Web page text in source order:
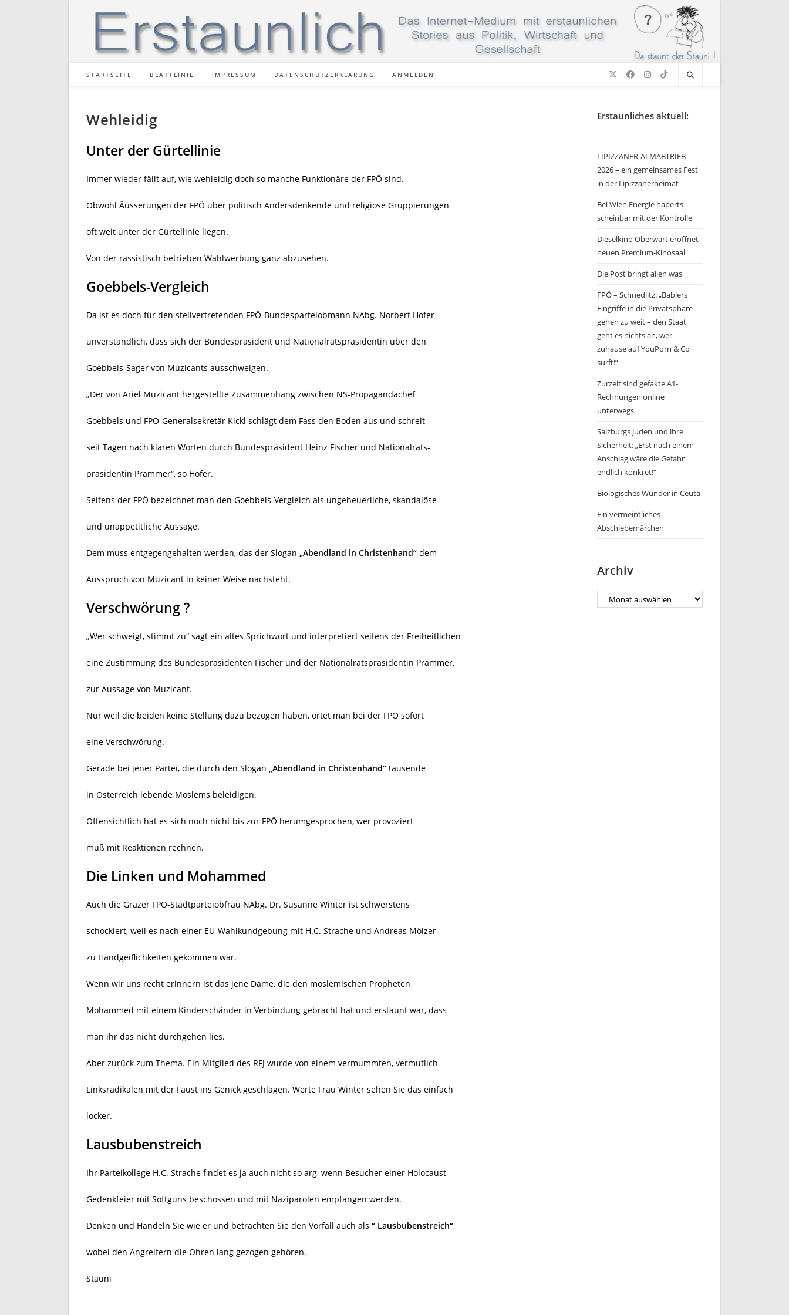
STARTSEITE BLATTLINIE IMPRESSUM DATENSCHUTZERKLÄRUNG ANMELDEN
Wehleidig
Unter der Gürtellinie
Immer wieder fällt auf, wie wehleidig doch so manche Funktionäre der FPÖ sind.
Obwohl Äusserungen der FPÖ über politisch Andersdenkende und religiöse Gruppierungen
oft weit unter der Gürtellinie liegen.
Von der rassistisch betrieben Wahlwerbung ganz abzusehen.
Goebbels-Vergleich
Da ist es doch für den stellvertretenden FPÖ-Bundesparteiobmann NAbg. Norbert Hofer
unverständlich, dass sich der Bundespräsident und Nationalratspräsidentin über den
Goebbels-Sager von Muzicants ausschweigen.
„Der von Ariel Muzicant hergestellte Zusammenhang zwischen NS-Propagandachef
Goebbels und FPÖ-Generalsekretär Kickl schlägt dem Fass den Boden aus und schreit
seit Tagen nach klaren Worten durch Bundespräsident Heinz Fischer und Nationalrats-
präsidentin Prammer“, so Hofer.
Seitens der FPÖ bezeichnet man den Goebbels-Vergleich als ungeheuerliche, skandalöse
und unappetitliche Aussage.
Dem muss entgegengehalten werden, das der Slogan „Abendland in Christenhand“ dem
Ausspruch von Muzicant in keiner Weise nachsteht.
Verschwörung ?
„Wer schweigt, stimmt zu“ sagt ein altes Sprichwort und interpretiert seitens der Freiheitlichen
eine Zustimmung des Bundespräsidenten Fischer und der Nationalratspräsidentin Prammer,
zur Aussage von Muzicant.
Nur weil die beiden keine Stellung dazu bezogen haben, ortet man bei der FPÖ sofort
eine Verschwörung.
Gerade bei jener Partei, die durch den Slogan „Abendland in Christenhand“ tausende
in Österreich lebende Moslems beleidigen.
Offensichtlich hat es sich noch nicht bis zur FPÖ herumgesprochen, wer provoziert
muß mit Reaktionen rechnen.
Die Linken und Mohammed
Auch die Grazer FPÖ-Stadtparteiobfrau NAbg. Dr. Susanne Winter ist schwerstens
schockiert, weil es nach einer EU-Wahlkundgebung mit H.C. Strache und Andreas Mölzer
zu Handgeiflichkeiten gekommen war.
Wenn wir uns recht erinnern ist das jene Dame, die den moslemischen Propheten
Mohammed mit einem Kinderschänder in Verbindung gebracht hat und erstaunt war, dass
man ihr das nicht durchgehen lies.
Aber zurück zum Thema. Ein Mitglied des RFJ wurde von einem vermummten, vermutlich
Linksradikalen mit der Faust ins Genick geschlagen. Werte Frau Winter sehen Sie das einfach
locker.
Lausbubenstreich
Ihr Parteikollege H.C. Strache findet es ja auch nicht so arg, wenn Besucher einer Holocaust-
Gedenkfeier mit Softguns beschossen und mit Naziparolen empfangen werden.
Denken und Handeln Sie wie er und betrachten Sie den Vorfall auch als “ Lausbubenstreich“,
wobei den Angreifern die Ohren lang gezogen gehören.
Stauni
Erstaunliches aktuell:
LIPIZZANER-ALMABTRIEB
2026 – ein gemeinsames Fest
in der Lipizzanerheimat
Bei Wien Energie haperts
scheinbar mit der Kontrolle
Dieselkino Oberwart eröffnet
neuen Premium-Kinosaal
Die Post bringt allen was
FPÖ – Schnedlitz: „Bablers
Eingriffe in die Privatsphäre
gehen zu weit – den Staat
geht es nichts an, wer
zuhause auf YouPorn & Co
surft!“
Zurzeit sind gefakte A1-
Rechnungen online
unterwegs
Salzburgs Juden und ihre
Sicherheit: „Erst nach einem
Anschlag wäre die Gefahr
endlich konkret!“
Biologisches Wunder in Ceuta
Ein vermeintliches
Abschiebemärchen
Archiv
Archiv